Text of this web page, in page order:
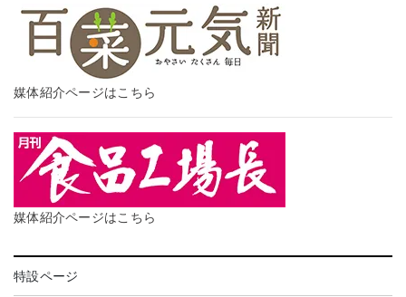
媒体紹介ページはこちら
媒体紹介ページはこちら
特設ページ